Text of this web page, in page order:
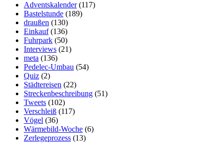
Adventskalender(117)
Bastelstunde (189)
draußen (130)
Einkauf(136)
Fuhrpark (50)
Interviews (21)
meta (136)
Pedelec-Umbau (54)
Quiz (2)
Städtereisen (22)
Streckenbeschreibung (51)
Tweets (102)
Verschleiß (117)
Vögel (36)
Wärmebild-Woche (6)
Zerlegeprozess (13)